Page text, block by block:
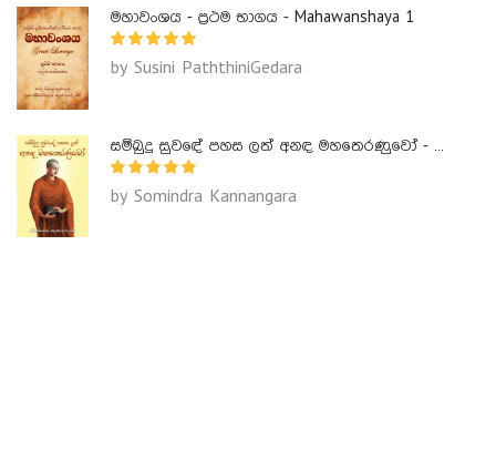
මහාවංශය - ප්‍රථම භාගය - Mahawanshaya 1
by Susini PaththiniGedara
සම්බුදු සුවඳේ පහස ලත් අනඳ මහතෙරණුවෝ - Ananda Maha Theranuwo
by Somindra Kannangara